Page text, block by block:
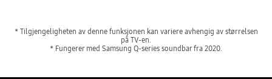
* Tilgjengeligheten av denne funksjonen kan variere avhengig av størrelsen
på TV-en.
* Fungerer med Samsung Q-series soundbar fra 2020.